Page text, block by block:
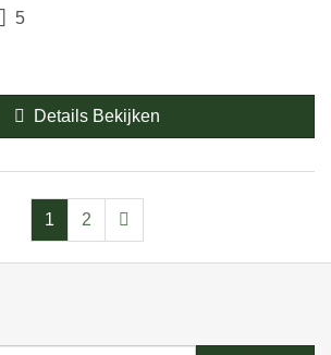
5
Details Bekijken
1 2